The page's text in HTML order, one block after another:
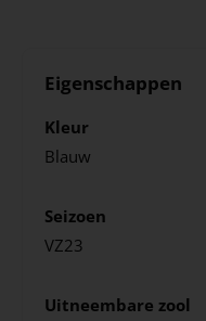
Eigenschappen
Kleur
Blauw
Seizoen
VZ23
Uitneembare zool